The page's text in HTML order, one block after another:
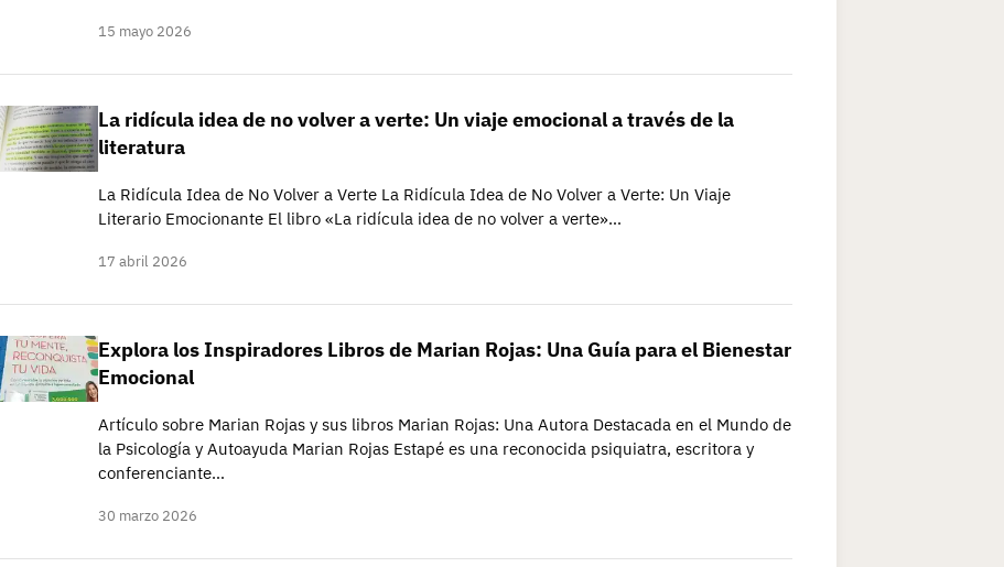
15 mayo 2026
La ridícula idea de no volver a verte: Un viaje emocional a través de la
literatura
La Ridícula Idea de No Volver a Verte La Ridícula Idea de No Volver a Verte: Un Viaje
Literario Emocionante El libro «La ridícula idea de no volver a verte»…
17 abril 2026
Explora los Inspiradores Libros de Marian Rojas: Una Guía para el Bienestar
Emocional
Artículo sobre Marian Rojas y sus libros Marian Rojas: Una Autora Destacada en el Mundo de
la Psicología y Autoayuda Marian Rojas Estapé es una reconocida psiquiatra, escritora y
conferenciante…
30 marzo 2026